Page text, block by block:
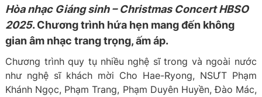
Hòa nhạc Giáng sinh – Christmas Concert HBSO
2025. Chương trình hứa hẹn mang đến không
gian âm nhạc trang trọng, ấm áp.
Chương trình quy tụ nhiều nghệ sĩ trong và ngoài nước
như nghệ sĩ khách mời Cho Hae-Ryong, NSƯT Phạm
Khánh Ngọc, Phạm Trang, Phạm Duyên Huyền, Đào Mác,